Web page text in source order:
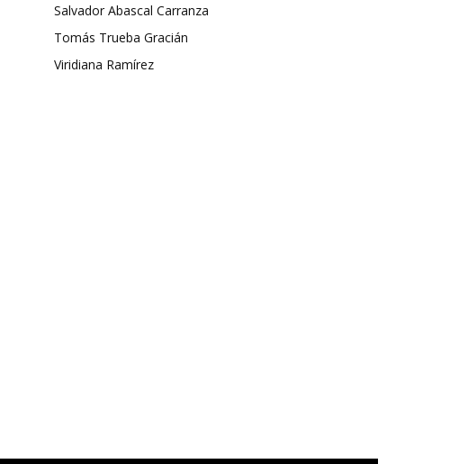
Salvador Abascal Carranza
Tomás Trueba Gracián
Viridiana Ramírez